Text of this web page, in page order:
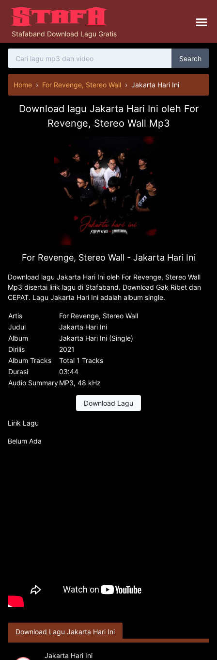
Stafaband Download Lagu Gratis
Search
Home › For Revenge, Stereo Wall › Jakarta Hari Ini
Download lagu Jakarta Hari Ini oleh For
Revenge, Stereo Wall Mp3
For Revenge, Stereo Wall - Jakarta Hari Ini
Download lagu Jakarta Hari Ini oleh For Revenge, Stereo Wall
Mp3 disertai lirik lagu di Stafaband. Download Gak Ribet dan
CEPAT. Lagu Jakarta Hari Ini adalah album single.
Artis
For Revenge, Stereo Wall
Judul
Jakarta Hari Ini
Album
Jakarta Hari Ini (Single)
Dirilis
2021
Album Tracks
Total 1 Tracks
Durasi
03:44
Audio SummaryMP3, 48 kHz
Download Lagu
Lirik Lagu
Belum Ada
Download Lagu Jakarta Hari Ini
Jakarta Hari Ini